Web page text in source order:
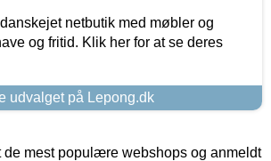
netbutik med møbler og
og fritid. Klik her for at se deres
udvalget på Lepong.dk
de mest populære webshops og anmeldt